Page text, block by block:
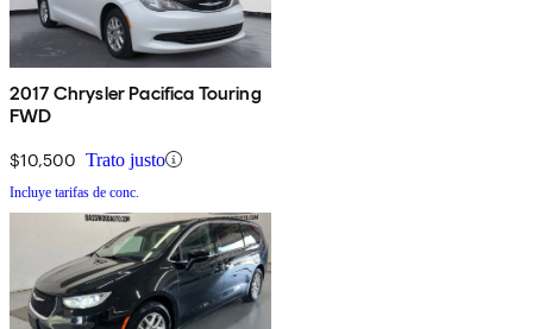
2017 Chrysler Pacifica Touring
FWD
$10,500 Trato justo
Incluye tarifas de conc.